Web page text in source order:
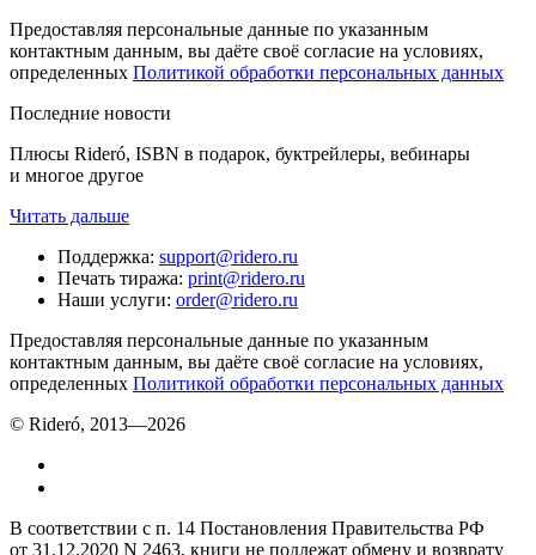
Предоставляя персональные данные по указанным
контактным данным, вы даёте своё согласие на условиях,
определенных Политикой обработки персональных данных
Последние новости
Плюсы Rideró, ISBN в подарок, буктрейлеры, вебинары
и многое другое
Читать дальше
Поддержка: support@ridero.ru
Печать тиража: print@ridero.ru
Наши услуги: order@ridero.ru
Предоставляя персональные данные по указанным
контактным данным, вы даёте своё согласие на условиях,
определенных Политикой обработки персональных данных
© Rideró, 2013—2026
В соответствии с п. 14 Постановления Правительства РФ
от 31.12.2020 N 2463, книги не подлежат обмену и возврату